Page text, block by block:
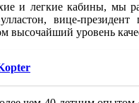
и легкие кабины, мы
вице-президент
высочайший уровень